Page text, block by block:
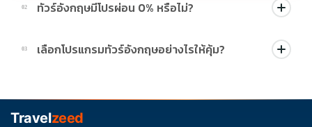
02 ทัวร์อังกฤษมีโปรผ่อน 0% หรือไม่?
บางโปรแกรมมีโปรผ่อน 0% หรือโปรโมชั่นบัตรเครดิตตามเงื่อนไขที่
บริษัทกำหนด สามารถดูสัญลักษณ์โปรโมชั่นในรายการทัวร์แต่ละ
03 เลือกโปรแกรมทัวร์อังกฤษอย่างไรให้คุ้ม?
ช่วงราคา ไม่ควรเทียบจากราคาต่ำสุดเพียงอย่างเดียว
Travelzeed